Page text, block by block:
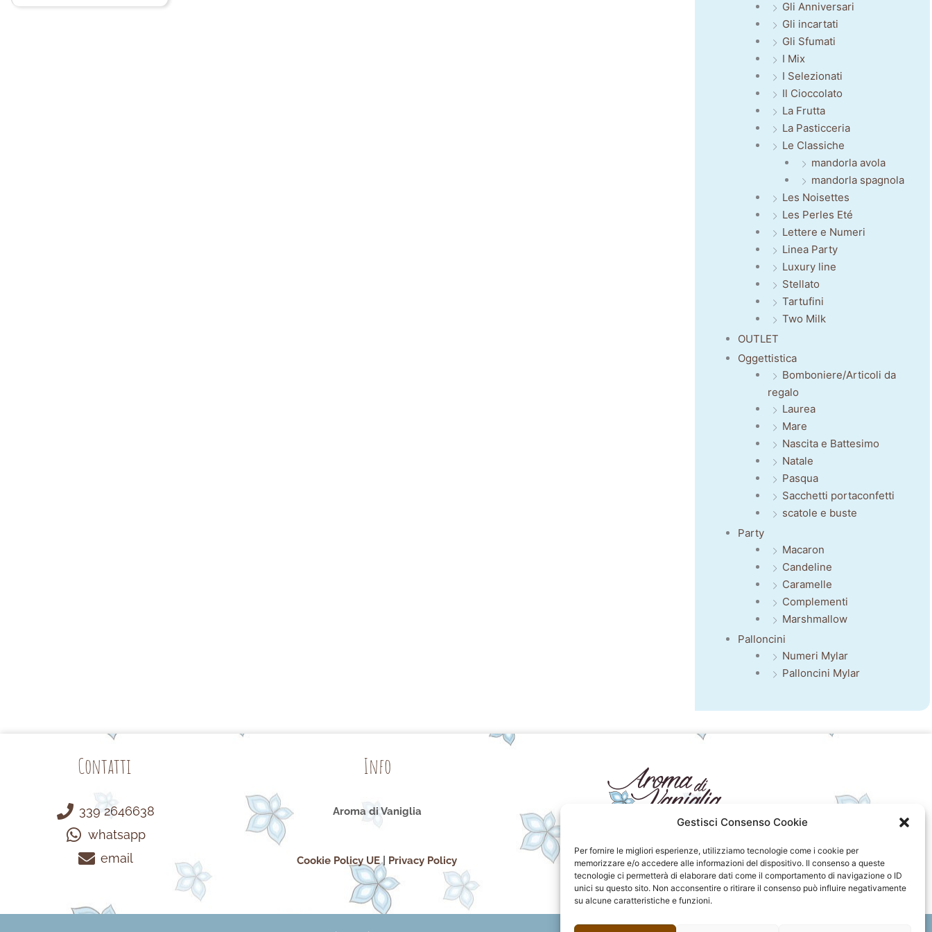
Gestisci Consenso Cookie
Per fornire le migliori esperienze, utilizziamo tecnologie come i cookie per
memorizzare e/o accedere alle informazioni del dispositivo. Il consenso a queste
tecnologie ci permetterà di elaborare dati come il comportamento di navigazione o ID
unici su questo sito. Non acconsentire o ritirare il consenso può influire negativamente
su alcune caratteristiche e funzioni.
Gli Anniversari
Gli incartati
Gli Sfumati
I Mix
I Selezionati
Il Cioccolato
La Frutta
La Pasticceria
Le Classiche
mandorla avola
mandorla spagnola
Les Noisettes
Les Perles Eté
Lettere e Numeri
Linea Party
Luxury line
Stellato
Tartufini
Two Milk
OUTLET
Oggettistica
Bomboniere/Articoli da
regalo
Laurea
Mare
Nascita e Battesimo
Natale
Pasqua
Sacchetti portaconfetti
scatole e buste
Party
Macaron
Candeline
Caramelle
Complementi
Marshmallow
Palloncini
Numeri Mylar
Palloncini Mylar
Contatti
339 2646638
whatsapp
email
Info
Aroma di Vaniglia
Cookie Policy UE| Privacy Policy
F
a
c
e
I
n
s
t
P
i
n
t
F
l
i
c